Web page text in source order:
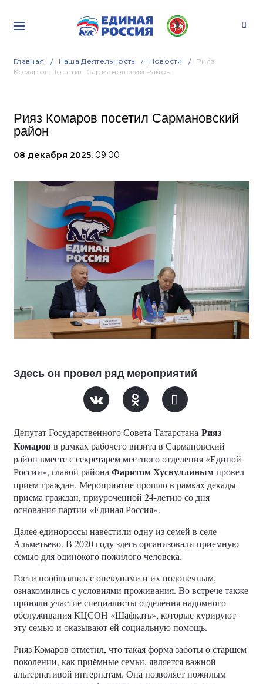
Главная Наша Деятельность Новости
Рияз
Комаров Посетил Сармановский Район
Рияз Комаров посетил Сармановский
район
08 декабря 2025, 09:00
Здесь он провел ряд мероприятий
Депутат Государственного Совета Татарстана Рияз
Комаров в рамках рабочего визита в Сармановский
район вместе с секретарем местного отделения «Единой
России», главой района Фаритом Хуснуллинымпровел
прием граждан. Мероприятие прошло в рамках декады
приема граждан, приуроченной 24-летию со дня
основания партии «Единая Россия».
Далее единороссы навестили одну из семей в селе
Альметьево. В 2020 году здесь организовали приемную
семью для одинокого пожилого человека.
Гости пообщались с опекунами и их подопечным,
ознакомились с условиями проживания. Во встрече также
приняли участие специалисты отделения надомного
обслуживания КЦСОН «Шафкать», которые курируют
эту семью и оказывают ей социальную помощь.
Рияз Комаров отметил, что такая форма заботы о старшем
поколении, как приёмные семьи, является важной
альтернативой интернатам. Она позволяет пожилым